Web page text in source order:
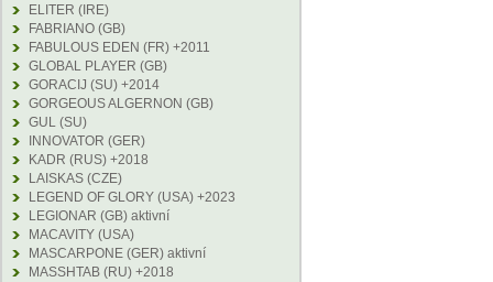
ELITER (IRE)
FABRIANO (GB)
FABULOUS EDEN (FR) +2011
GLOBAL PLAYER (GB)
GORACIJ (SU) +2014
GORGEOUS ALGERNON (GB)
GUL (SU)
INNOVATOR (GER)
KADR (RUS) +2018
LAISKAS (CZE)
LEGEND OF GLORY (USA) +2023
LEGIONAR (GB) aktivní
MACAVITY (USA)
MASCARPONE (GER) aktivní
MASSHTAB (RU) +2018